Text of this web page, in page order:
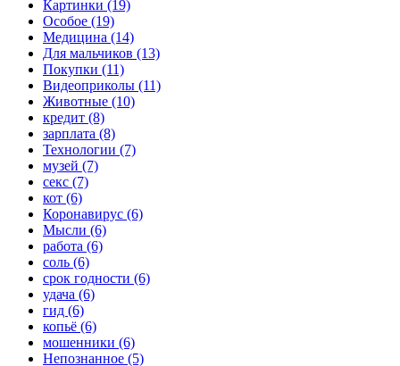
Картинки (19)
Особое (19)
Медицина (14)
Для мальчиков (13)
Покупки (11)
Видеоприколы (11)
Животные (10)
кредит (8)
зарплата (8)
Технологии (7)
музей (7)
секс (7)
кот (6)
Коронавирус (6)
Мысли (6)
работа (6)
соль (6)
срок годности (6)
удача (6)
гид (6)
копьё (6)
мошенники (6)
Непознанное (5)